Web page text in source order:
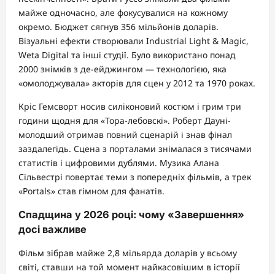
майже одночасно, але фокусувалися на кожному
окремо. Бюджет сягнув 356 мільйонів доларів.
Візуальні ефекти створювали Industrial Light & Magic,
Weta Digital та інші студії. Було використано понад
2000 знімків з де-ейджингом — технологією, яка
«омолоджувала» акторів для сцен у 2012 та 1970 роках.
Кріс Гемсворт носив силіконовий костюм і грим три
години щодня для «Тора-лебовскі». Роберт Дауні-
молодший отримав повний сценарій і знав фінал
заздалегідь. Сцена з порталами знімалася з тисячами
статистів і цифровими дублями. Музика Алана
Сільвестрі повертає теми з попередніх фільмів, а трек
«Portals» став гімном для фанатів.
Спадщина у 2026 році: чому «Завершення»
досі важливе
Фільм зібрав майже 2,8 мільярда доларів у всьому
світі, ставши на той момент найкасовішим в історії